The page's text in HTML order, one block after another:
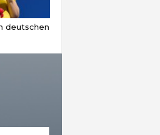
deutschen